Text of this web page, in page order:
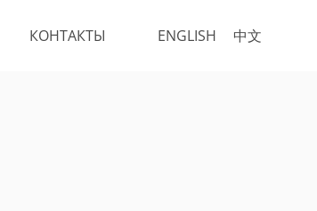
ENGLISH 中文
КОНТАКТЫ